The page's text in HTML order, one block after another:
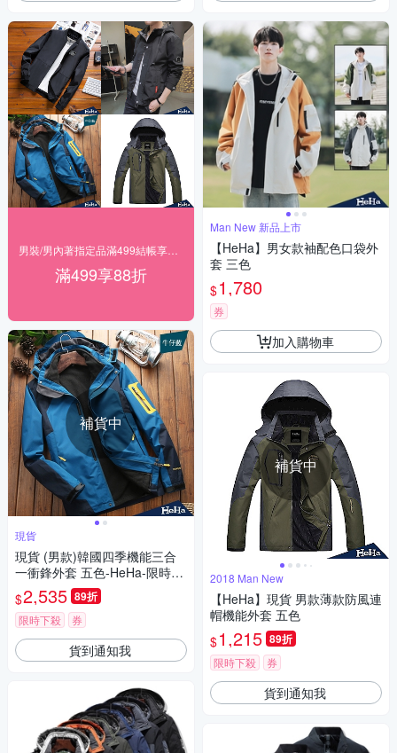
滿499享88折
補貨中
現貨
現貨 (男款)韓國四季機能三合
一衝鋒外套 五色-HeHa-限時下
殺
$2,535 89折
限時下殺 券
貨到通知我
Man New 新品上市
【HeHa】男女款袖配色口袋外
套 三色
$1,780
券
加入購物車
補貨中
2018 Man New
【HeHa】現貨 男款薄款防風連
帽機能外套 五色
$1,215 89折
限時下殺 券
貨到通知我